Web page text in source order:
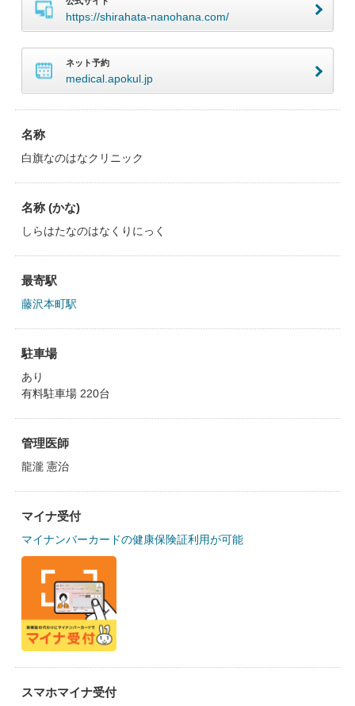
https://shirahata-nanohana.com/
ネット予約
medical.apokul.jp
名称
白旗なのはなクリニック
名称 (かな)
しらはたなのはなくりにっく
最寄駅
藤沢本町駅
駐車場
あり
有料駐車場 220台
管理医師
龍瀧 憲治
マイナ受付
マイナンバーカードの健康保険証利用が可能
スマホマイナ受付